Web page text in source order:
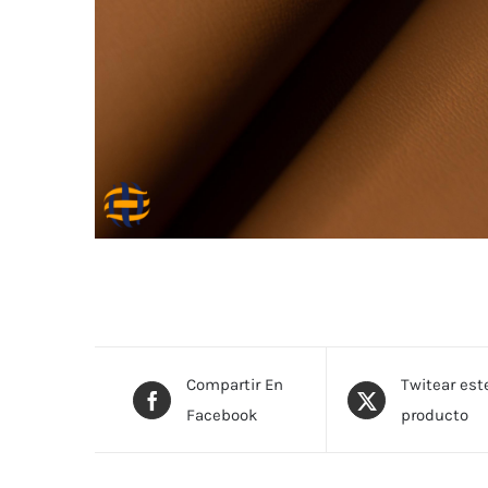
Compartir En
Facebook
Twitear
producto